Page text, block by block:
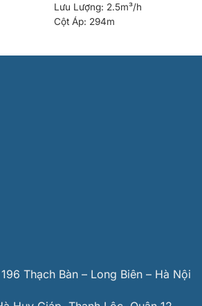
Lưu Lượng: 2.5m³/h
Cột Áp: 294m
Thạch Bàn – Long Biên – Hà Nội